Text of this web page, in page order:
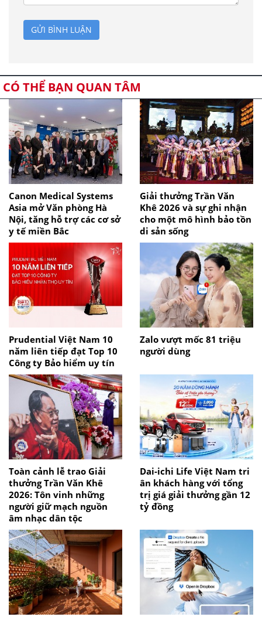
GỬI BÌNH LUẬN
CÓ THỂ BẠN QUAN TÂM
Canon Medical Systems
Asia mở Văn phòng Hà
Nội, tăng hỗ trợ các cơ sở
y tế miền Bắc
Giải thưởng Trần Văn
Khê 2026 và sự ghi nhận
cho một mô hình bảo tồn
di sản sống
Prudential Việt Nam 10
năm liên tiếp đạt Top 10
Công ty Bảo hiểm uy tín
Zalo vượt mốc 81 triệu
người dùng
Toàn cảnh lễ trao Giải
thưởng Trần Văn Khê
2026: Tôn vinh những
người giữ mạch nguồn
âm nhạc dân tộc
Dai-ichi Life Việt Nam tri
ân khách hàng với tổng
trị giá giải thưởng gần 12
tỷ đồng